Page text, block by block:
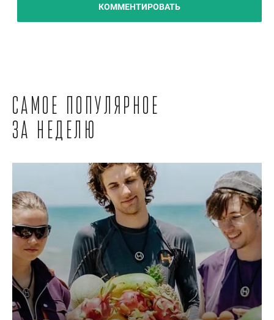
КОММЕНТИРОВАТЬ
Самое популярное
за неделю